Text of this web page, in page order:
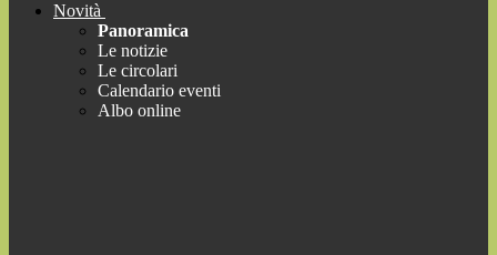
Novità
Panoramica
Le notizie
Le circolari
Calendario eventi
Albo online